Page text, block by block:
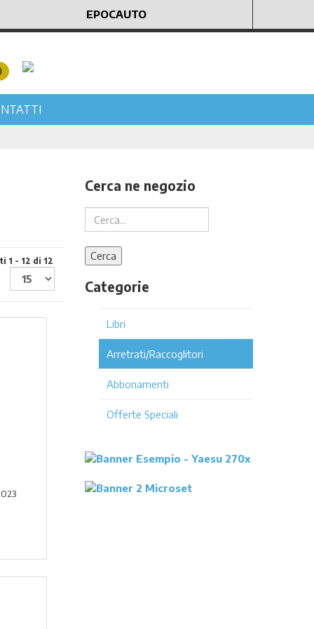
EPOCAUTO
1 - 12 di 12
Cerca ne negozio
Categorie
Libri
Arretrati/Raccoglitori
Abbonamenti
Offerte Speciali